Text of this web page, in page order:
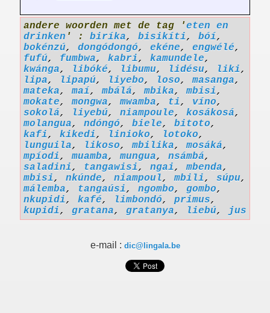
andere woorden met de tag 'eten en
drinken ' : biríka, bisikíti, bóí,
bokénzú, dongódongó, ekéne, engwélé,
fufú, fumbwa, kabri, kamundele,
kwánga, libóké, libumu, lidésu, liki,
lipa, lipapú, liyebo, loso,masanga,
mateka,maí,mbálá,mbika,mbisi,
mokate,mongwa,mwamba, ti, víno,
sokolá, liyebú, niampoule, kosákosá,
molangua, ndóngó, biele, bitoto,
kafi, kikedi, linioko, lotoko,
lunguila, likoso,mbilika,mosáká,
mpíodi,muamba,mungua, nsámbá,
saladini, tangawisi, ngai,mbenda,
mbisi, nkúnde, niampoul,mbili, súpu,
málemba, tangaúsi, ngombo, gombo,
nkupidi, kafé, limbondó, primus,
kupidi, gratana, gratanya, liebú, jus
e-mail : dic@lingala.be